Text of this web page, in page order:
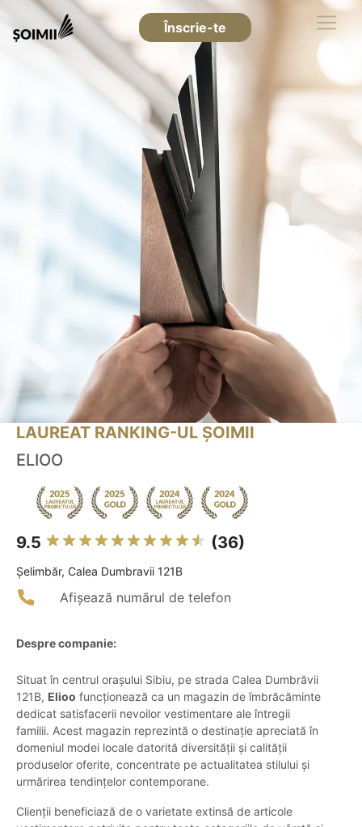
Înscrie-te
LAUREAT RANKING-UL ȘOIMII
ELIOO
9.5 (36)
Şelimbăr, Calea Dumbravii 121B
Afișează numărul de telefon
Despre companie:
Situat în centrul orașului Sibiu, pe strada Calea Dumbrăvii
121B, Elioo funcționează ca un magazin de îmbrăcăminte
dedicat satisfacerii nevoilor vestimentare ale întregii
familii. Acest magazin reprezintă o destinație apreciată în
domeniul modei locale datorită diversității și calității
produselor oferite, concentrate pe actualitatea stilului și
urmărirea tendințelor contemporane.
Clienții beneficiază de o varietate extinsă de articole